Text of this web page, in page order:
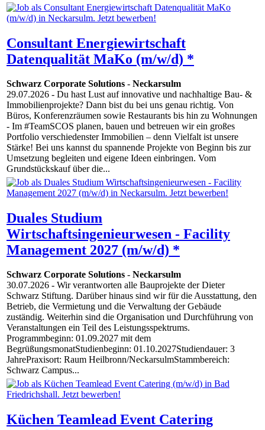
Consultant Energiewirtschaft
Datenqualität MaKo (m/w/d) *
Schwarz Corporate Solutions - Neckarsulm
29.07.2026 - Du hast Lust auf innovative und nachhaltige Bau- &
Immobilienprojekte? Dann bist du bei uns genau richtig. Von
Büros, Konferenzräumen sowie Restaurants bis hin zu Wohnungen
- Im #TeamSCOS planen, bauen und betreuen wir ein großes
Portfolio verschiedenster Immobilien – denn Vielfalt ist unsere
Stärke! Bei uns kannst du spannende Projekte von Beginn bis zur
Umsetzung begleiten und eigene Ideen einbringen. Vom
Grundstückskauf über die...
Duales Studium
Wirtschaftsingenieurwesen - Facility
Management 2027 (m/w/d) *
Schwarz Corporate Solutions - Neckarsulm
30.07.2026 - Wir verantworten alle Bauprojekte der Dieter
Schwarz Stiftung. Darüber hinaus sind wir für die Ausstattung, den
Betrieb, die Vermietung und die Verwaltung der Gebäude
zuständig. Weiterhin sind die Organisation und Durchführung von
Veranstaltungen ein Teil des Leistungsspektrums.
Programmbeginn: 01.09.2027 mit dem
BegrüßungsmonatStudienbeginn: 01.10.2027Studiendauer: 3
JahrePraxisort: Raum Heilbronn/NeckarsulmStammbereich:
Schwarz Campus...
Küchen Teamlead Event Catering